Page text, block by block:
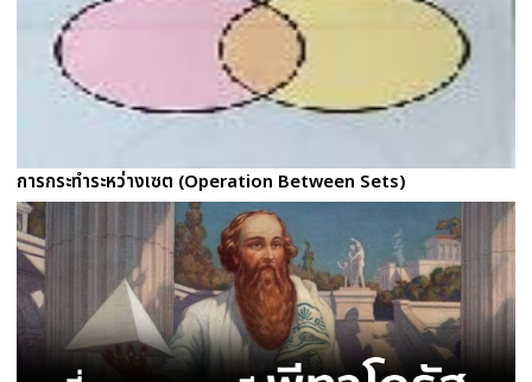
การกระทำระหว่างเซต (Operation Between Sets)